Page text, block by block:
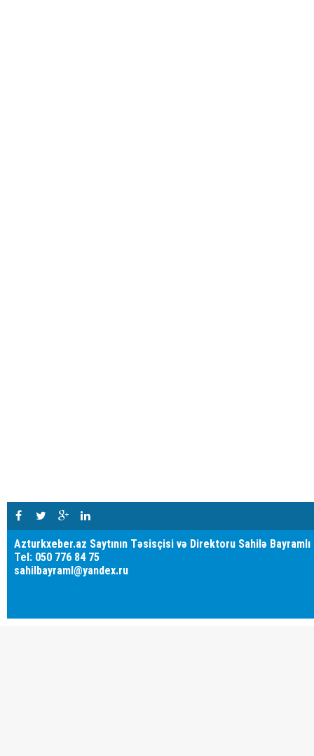
Azturkxeber.az Saytının Təsisçisi və Direktoru Sahilə Bayramlı
Tel: 050 776 84 75
sahilbayraml@yandex.ru